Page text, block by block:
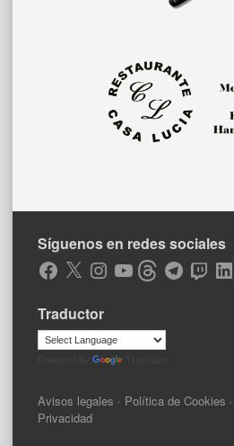
Síguenos en redes sociales
Facebook
X Instagram
YouTubeThreadsTelegramTwitch
Traductor
Avisos legales · Política de Cookies
Privacidad